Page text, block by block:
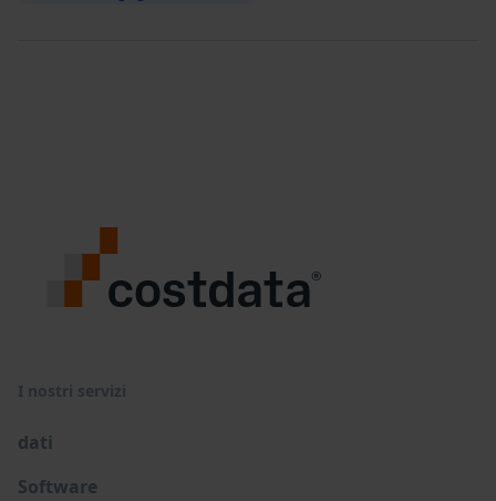
I nostri servizi
dati
Software